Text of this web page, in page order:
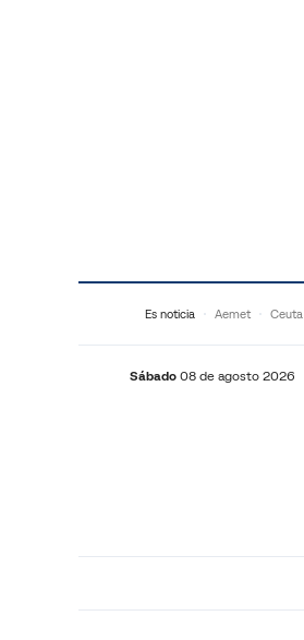
Es noticia Aemet Ceuta
Sábado 08 de agosto 2026